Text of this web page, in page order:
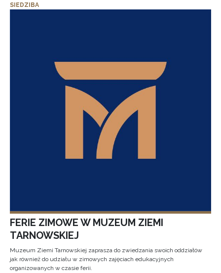
SIEDZIBA
FERIE ZIMOWE W MUZEUM ZIEMI
TARNOWSKIEJ
Muzeum Ziemi Tarnowskiej zaprasza do zwiedzania swoich oddziałów
jak również do udziału w zimowych zajęciach edukacyjnych
organizowanych w czasie ferii.